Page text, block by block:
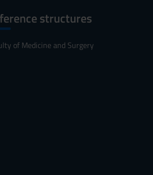
structures
of Medicine and Surgery